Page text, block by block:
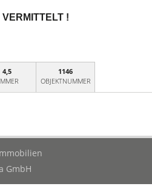
!
4,5
1146
OBJEKTNUMMER
GmbH